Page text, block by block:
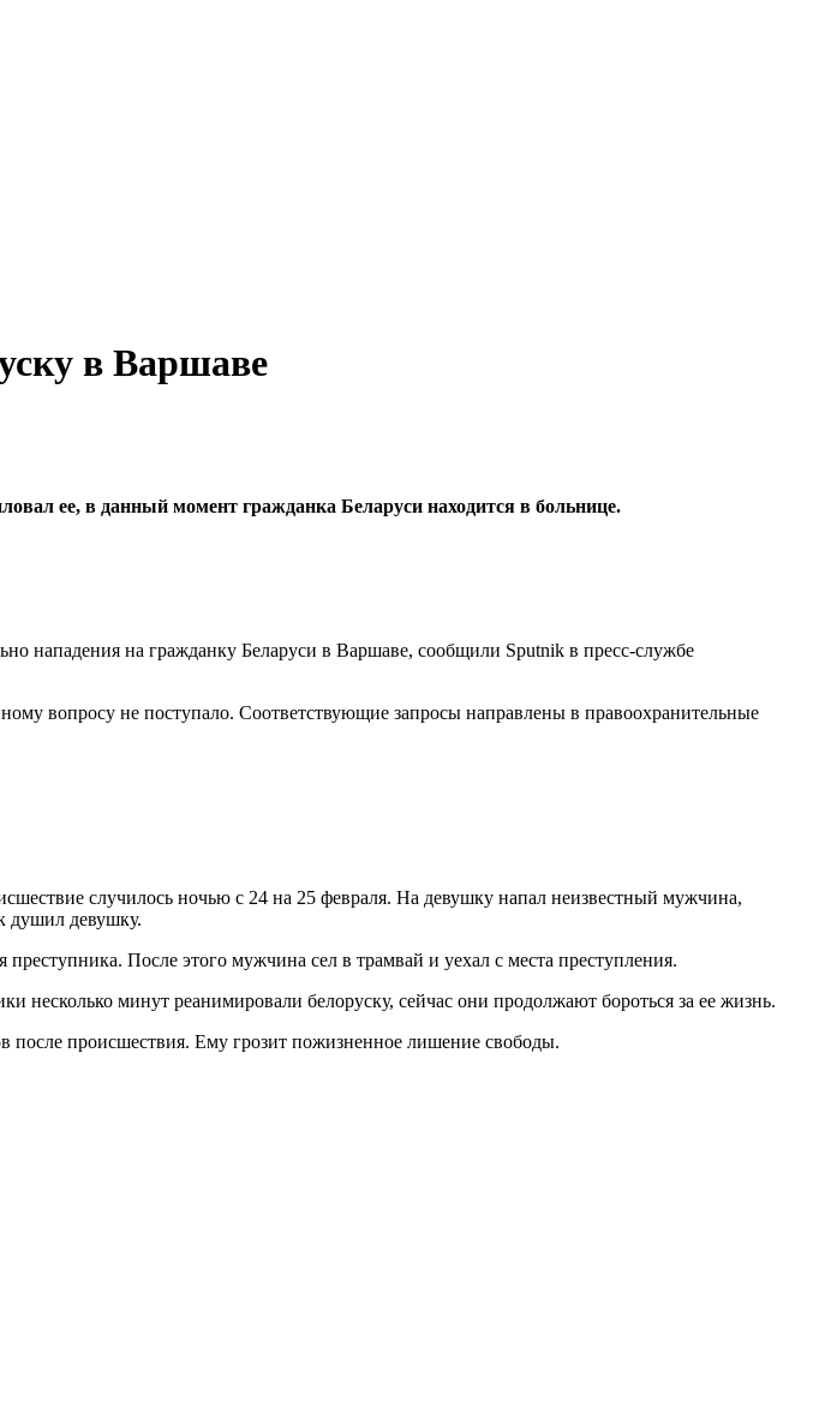
в Варшаве
ее, в данный момент гражданка Беларуси находится в больнице.
нападения на гражданку Беларуси в Варшаве, сообщили Sputnik в пресс-службе
вопросу не поступало. Соответствующие запросы направлены в правоохранительные
случилось ночью с 24 на 25 февраля. На девушку напал неизвестный мужчина,
душил девушку.
После этого мужчина сел в трамвай и уехал с места преступления.
минут реанимировали белоруску, сейчас они продолжают бороться за ее жизнь.
после происшествия. Ему грозит пожизненное лишение свободы.